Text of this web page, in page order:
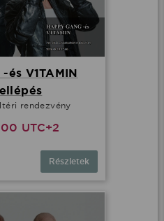
és V1TAMIN
rendezvény
UTC+2
Részletek